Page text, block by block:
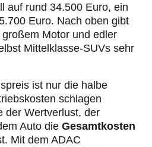
auf rund 34.500 Euro, ein
Euro. Nach oben gibt
Motor und edler
Mittelklasse-SUVs sehr
ist nur die halbe
schlagen
der Wertverlust, der
Auto die Gesamtkosten
Mit dem ADAC